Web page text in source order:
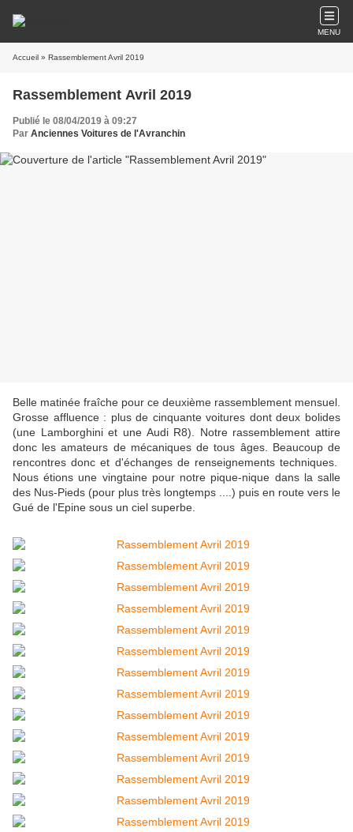
MENU
Accueil » Rassemblement Avril 2019
Rassemblement Avril 2019
Publié le 08/04/2019 à 09:27
Par Anciennes Voitures de l'Avranchin
Belle matinée fraîche pour ce deuxième rassemblement mensuel.
Grosse affluence : plus de cinquante voitures dont deux bolides
(une Lamborghini et une Audi R8). Notre rassemblement attire
donc les amateurs de mécaniques de tous âges. Beaucoup de
rencontres donc et d'échanges de renseignements techniques.
Nous étions une vingtaine pour notre pique-nique dans la salle
des Nus-Pieds (pour plus très longtemps ....) puis en route vers le
Gué de l'Epine sous un ciel superbe.